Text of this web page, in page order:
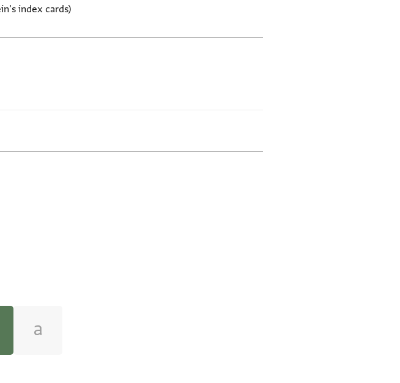
index cards)